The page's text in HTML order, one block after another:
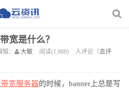
宽是什么？
辑： 大敏 阅读(1,888) 人评论（去评
宽服务器的时候， banner上总是写